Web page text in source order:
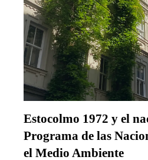
Estocolmo 1972 y el
Programa de las
el Medio Ambiente